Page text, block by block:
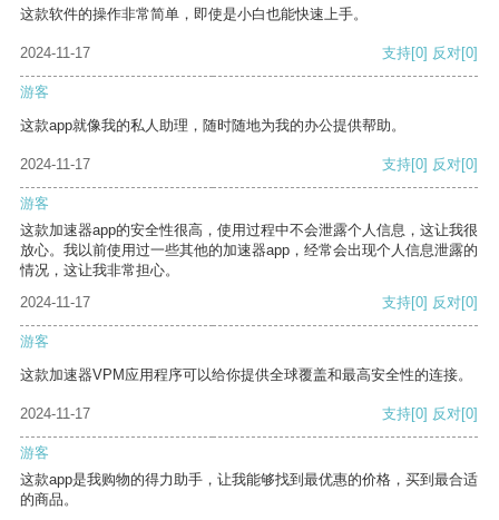
这款软件的操作非常简单，即使是小白也能快速上手。
2024-11-17 支持[0] 反对[0]
游客
这款app就像我的私人助理，随时随地为我的办公提供帮助。
2024-11-17 支持[0] 反对[0]
游客
这款加速器app的安全性很高，使用过程中不会泄露个人信息，这让我很
放心。我以前使用过一些其他的加速器app，经常会出现个人信息泄露的
情况，这让我非常担心。
2024-11-17
支持[0] 反对[0]
游客
这款加速器VPM应用程序可以给你提供全球覆盖和最高安全性的连接。
2024-11-17 支持[0] 反对[0]
游客
这款app是我购物的得力助手，让我能够找到最优惠的价格，买到最合适
的商品。